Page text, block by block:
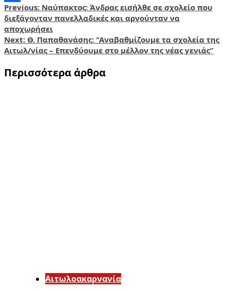
Share
Post
navigation
Previous: Ναύπακτος: Άνδρας εισήλθε σε σχολείο που
διεξάγονταν πανελλαδικές και αρνούνταν να
αποχωρήσει
Next: Θ. Παπαθανάσης: “Αναβαθμίζουμε τα σχολεία της
Αιτωλ/νίας – Επενδύουμε στο μέλλον της νέας γενιάς”
Περισσότερα άρθρα
Αιτωλοακαρνανία